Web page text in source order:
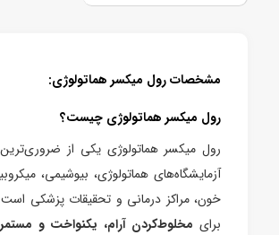
موجود
مشخصات رول میکسر هماتولوژی:
رول میکسر هماتولوژی چیست؟
رول میکسر هماتولوژی یکی از
آزمایشگاه‌های هماتولوژی، بیوشیمی،
خون، مراکز درمانی و تحقیقات پزشکی
برای مخلوط‌کردن آرام، یکنواخت و